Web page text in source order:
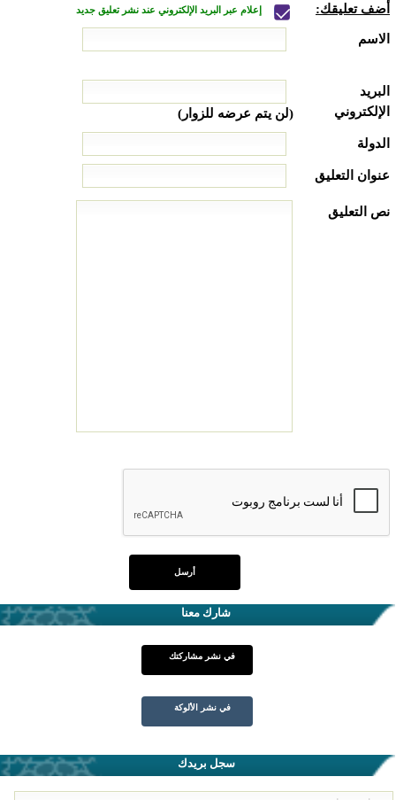
أضف تعليقك: إعلام عبر البريد الإلكتروني عند نشر تعليق جديد
الاسم
البريد
الإلكتروني
(لن يتم عرضه للزوار)
الدولة
عنوان التعليق
نص التعليق
شارك معنا
في نشر مشاركتك
في نشر الألوكة
سجل بريدك